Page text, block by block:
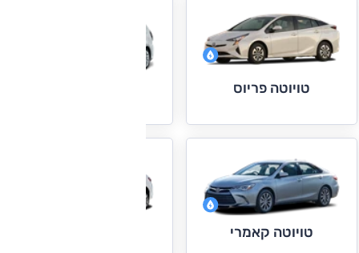
טויוטה פריוס
טויוטה קאמרי